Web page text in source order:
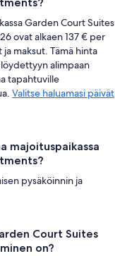
Garden Court Suites
ovat alkaen 137 € per
maksut. Tämä hinta
alimpaan
tapahtuville
Valitse haluamasi päivät
majoituspaikassa
pysäköinnin ja
Court Suites
on?